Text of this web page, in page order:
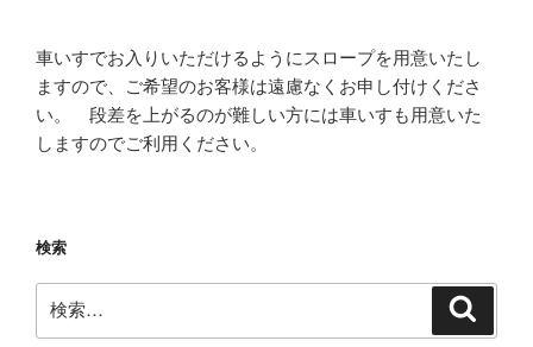
車いすでお入りいただけるようにスロープを用意いたし
ますので、ご希望のお客様は遠慮なくお申し付けくださ
い。 段差を上がるのが難しい方には車いすも用意いた
しますのでご利用ください。
検索
索: